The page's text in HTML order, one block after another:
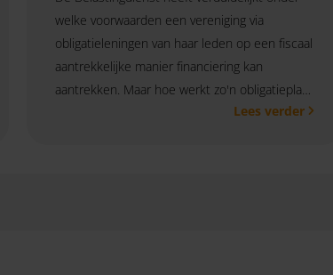
welke voorwaarden een vereniging via
obligatieleningen van haar leden op een fiscaal
aantrekkelijke manier financiering kan
aantrekken. Maar hoe werkt zo'n obligatieplan
Lees verder